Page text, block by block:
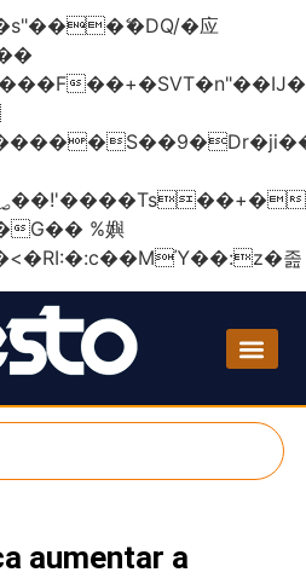
졾
aumentar a